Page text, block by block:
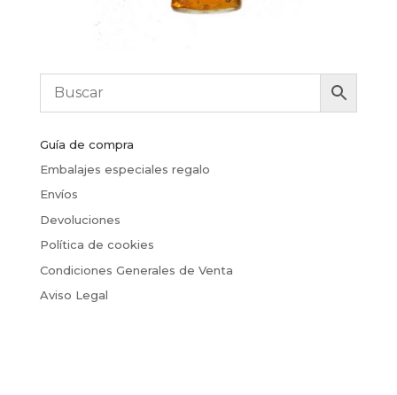
Guía de compra
Embalajes especiales regalo
Envíos
Devoluciones
Política de cookies
Condiciones Generales de Venta
Aviso Legal